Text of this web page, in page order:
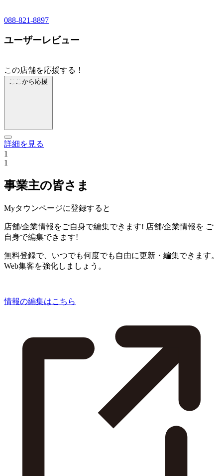
088-821-8897
ユーザーレビュー
この店舗を応援する！
ここから応援
詳細を見る
1
1
事業主の皆さま
Myタウンページに登録すると
店舗/企業情報をご自身で編集できます! 店舗/企業情報を ご
自身で編集できます!
無料登録で、いつでも何度でも自由に更新・編集できます。
Web集客を強化しましょう。
情報の編集はこちら